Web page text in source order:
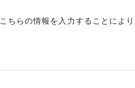
こちらの情報を入力することによ